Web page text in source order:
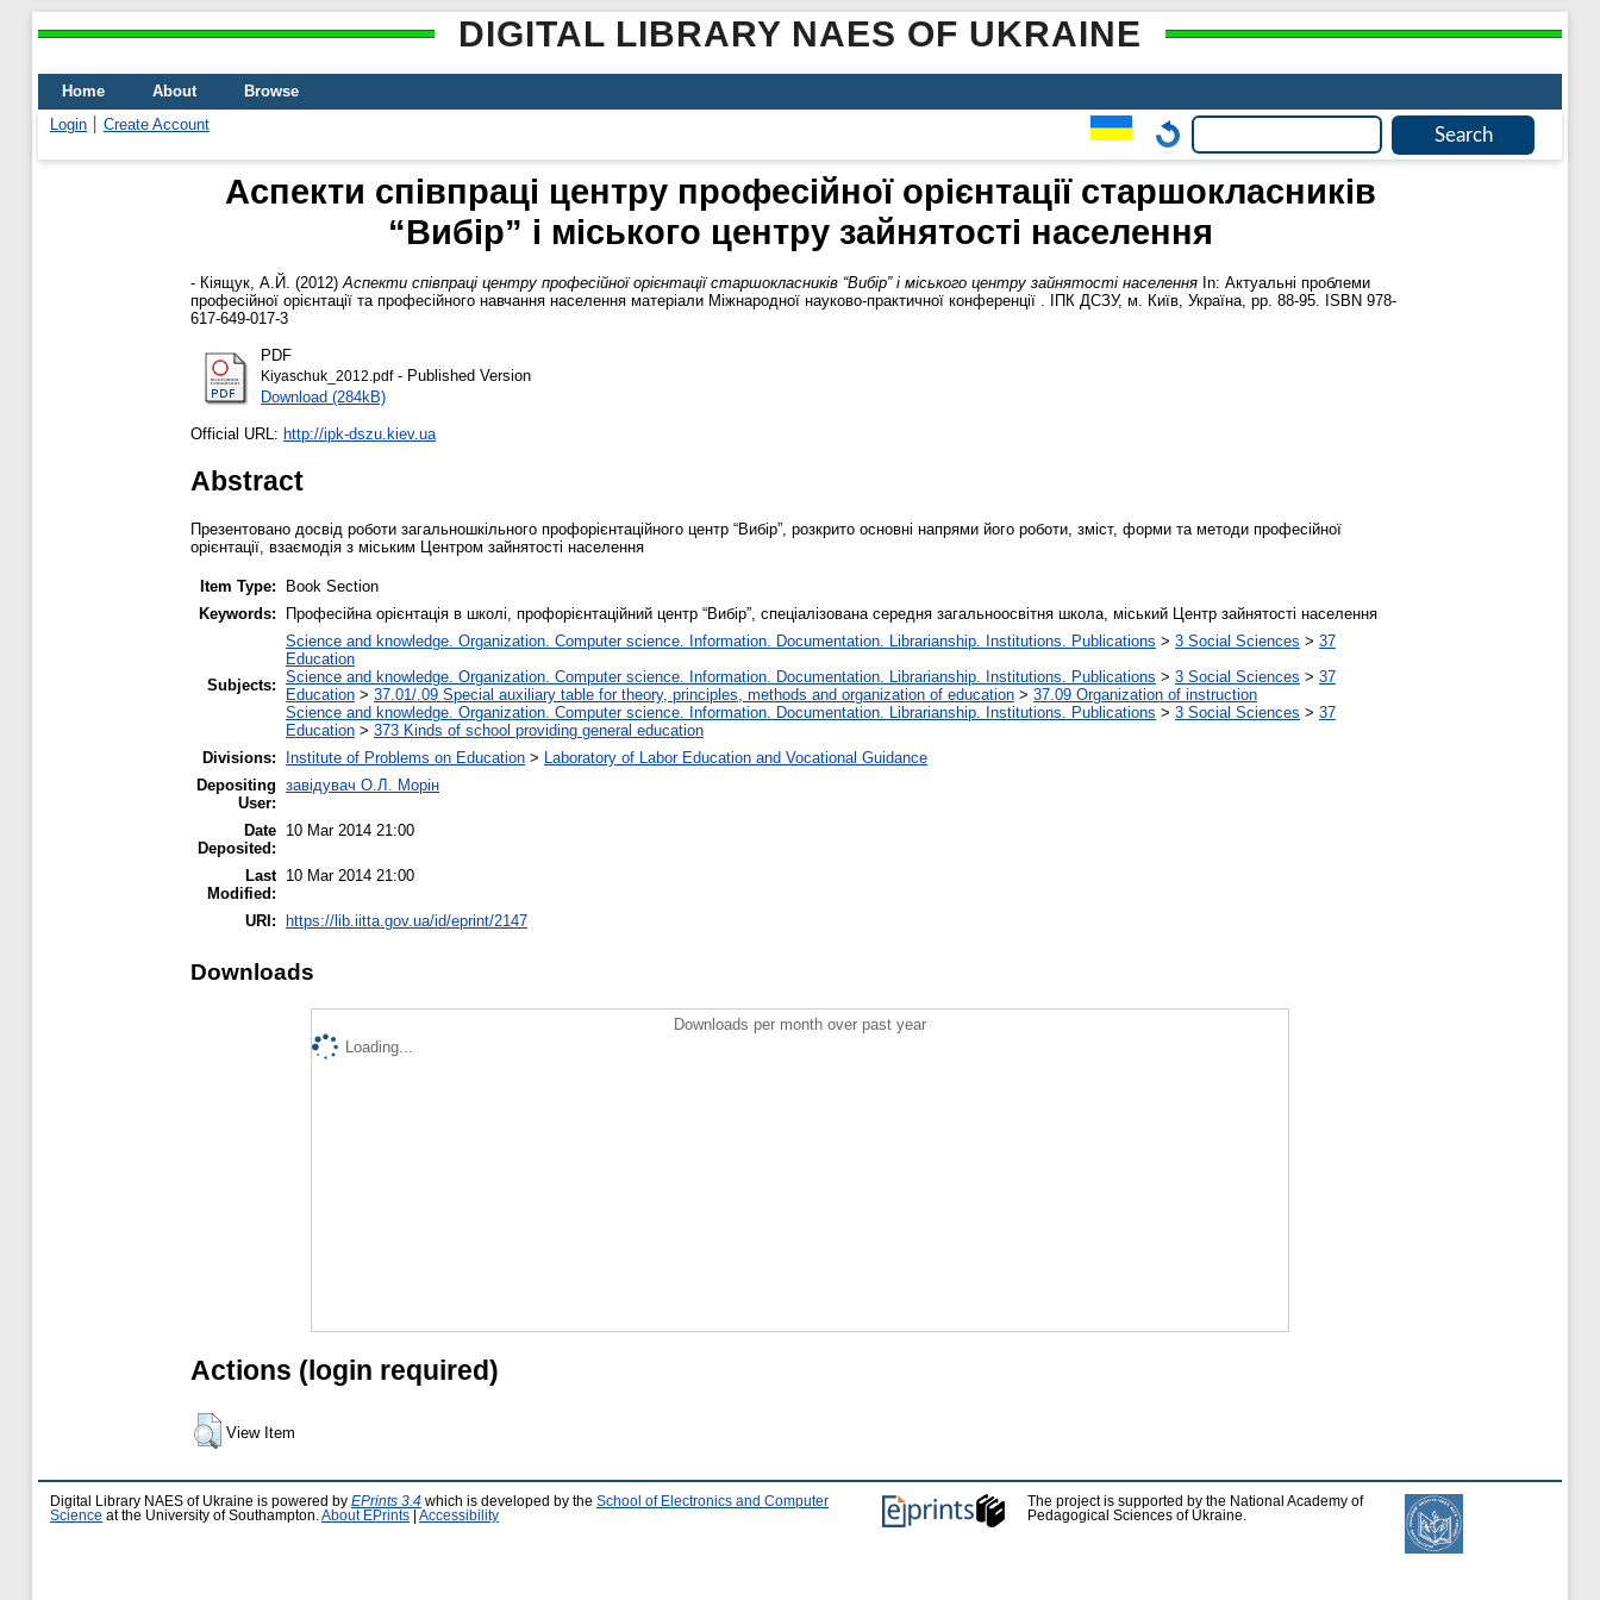
DIGITAL LIBRARY NAES OF UKRAINE
Home About
Browse
Login
Create Account
Аспекти співпраці центру професійної орієнтації старшокласників
“Вибір” і міського центру зайнятості населення
- Кіящук, А.Й. (2012) Аспекти співпраці центру професійної орієнтації старшокласників “Вибір” і міського центру зайнятості населення In: Актуальні проблеми
професійної орієнтації та професійного навчання населення матеріали Міжнародної науково-практичної конференції . ІПК ДСЗУ, м. Київ, Україна, pp. 88-95. ISBN 978-
617-649-017-3
PDF
Kiyaschuk_2012.pdf- Published Version
Download (284kB)
Official URL: http://ipk-dszu.kiev.ua
Abstract
Презентовано досвід роботи загальношкільного профорієнтаційного центр “Вибір”, розкрито основні напрями його роботи, зміст, форми та методи професійної
орієнтації, взаємодія з міським Центром зайнятості населення
Item Type:
Book Section
Keywords:
Професійна орієнтація в школі, профорієнтаційний центр “Вибір”, спеціалізована середня загальноосвітня школа, міський Центр зайнятості населення
Subjects:
Science and knowledge. Organization. Computer science. Information. Documentation. Librarianship. Institutions. Publications > 3 Social Sciences > 37
Education
Science and knowledge. Organization. Computer science. Information. Documentation. Librarianship. Institutions. Publications > 3 Social Sciences > 37
Education > 37.01/.09 Special auxiliary table for theory, principles, methods and organization of education > 37.09 Organization of instruction
Science and knowledge. Organization. Computer science. Information. Documentation. Librarianship. Institutions. Publications > 3 Social Sciences > 37
Education > 373 Kinds of school providing general education
Divisions:
Institute of Problems on Education > Laboratory of Labor Education and Vocational Guidance
Depositing
User:
завідувач О.Л. Морін
Date
Deposited:
10 Mar 2014 21:00
Last
Modified:
10 Mar 2014 21:00
URI: https://lib.iitta.gov.ua/id/eprint/2147
Downloads
Downloads per month over past year
Loading...
Actions (login required)
View Item
Digital Library NAES of Ukraine is powered by EPrints 3.4 which is developed by the School of Electronics and Computer
Science at the University of Southampton. About EPrints Accessibility
The project is supported by the National Academy of
Pedagogical Sciences of Ukraine.